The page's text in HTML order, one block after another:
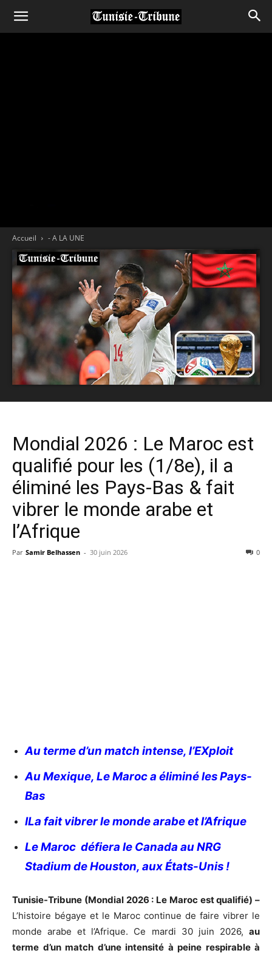
Accueil - A LA UNE
Mondial 2026 : Le Maroc est
qualifié pour les (1/8e), il a
éliminé les Pays-Bas & fait
vibrer le monde arabe et
l’Afrique
Par Samir Belhassen - 30 juin 2026 0
Au terme d’un match intense, l’EXploit
Au Mexique, Le Maroc a éliminé les Pays-
Bas
ILa fait vibrer le monde arabe et l’Afrique
Le Maroc défiera le Canada au NRG
Stadium de Houston, aux États-Unis !
Tunisie-Tribune (Mondial 2026 : Le Maroc est qualifié) –
L’histoire bégaye et le Maroc continue de faire vibrer le
monde arabe et l’Afrique. Ce mardi 30 juin 2026, au
terme d’un match d’une intensité à peine respirable à